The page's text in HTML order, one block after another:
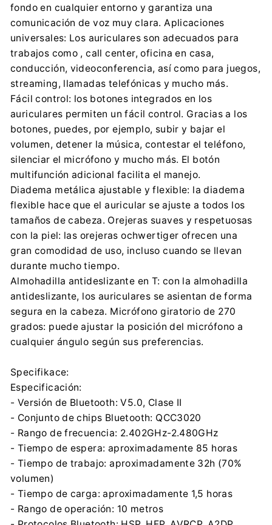
fondo en cualquier entorno y garantiza una
comunicación de voz muy clara. Aplicaciones
universales: Los auriculares son adecuados para
trabajos como , call center, oficina en casa,
conducción, videoconferencia, así como para juegos,
streaming, llamadas telefónicas y mucho más.
Fácil control: los botones integrados en los
auriculares permiten un fácil control. Gracias a los
botones, puedes, por ejemplo, subir y bajar el
volumen, detener la música, contestar el teléfono,
silenciar el micrófono y mucho más. El botón
multifunción adicional facilita el manejo.
Diadema metálica ajustable y flexible: la diadema
flexible hace que el auricular se ajuste a todos los
tamaños de cabeza. Orejeras suaves y respetuosas
con la piel: las orejeras ochwertiger ofrecen una
gran comodidad de uso, incluso cuando se llevan
durante mucho tiempo.
Almohadilla antideslizante en T: con la almohadilla
antideslizante, los auriculares se asientan de forma
segura en la cabeza. Micrófono giratorio de 270
grados: puede ajustar la posición del micrófono a
cualquier ángulo según sus preferencias.
Specifikace:
Especificación:
- Versión de Bluetooth: V5.0, Clase II
- Conjunto de chips Bluetooth: QCC3020
- Rango de frecuencia: 2.402GHz-2.480GHz
- Tiempo de espera: aproximadamente 85 horas
- Tiempo de trabajo: aproximadamente 32h (70%
volumen)
- Tiempo de carga: aproximadamente 1,5 horas
- Rango de operación: 10 metros